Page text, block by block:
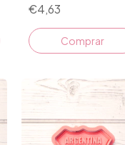
€4,63
Comprar